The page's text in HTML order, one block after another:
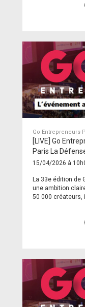
Go Entrepreneurs
[LIVE] Go
Paris La
15/04/2026 à
La 33e édition de
une ambition
50 000 créateurs,